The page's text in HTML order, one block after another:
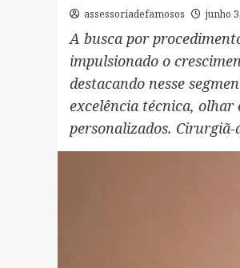
assessoriadefamosos junho
A busca por
impulsionado o
destacando nesse
excelência técnica,
personalizados.